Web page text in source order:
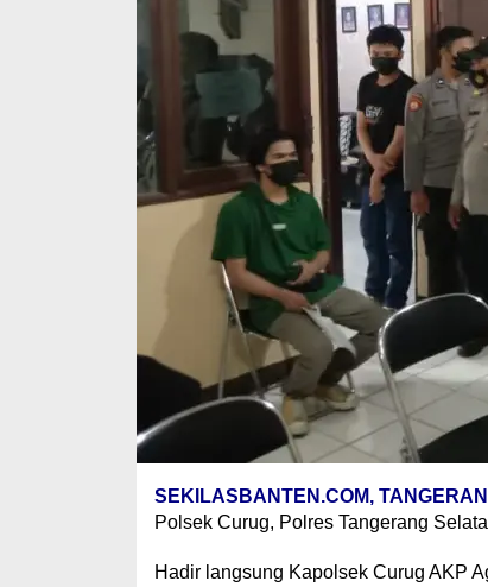
SEKILASBANTEN.COM,
Polsek Curug, Polres Tangerang
Hadir langsung Kapolsek Curug AKP